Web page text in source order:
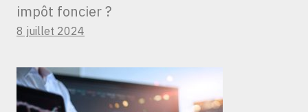
impôt foncier ?
8 juillet 2024